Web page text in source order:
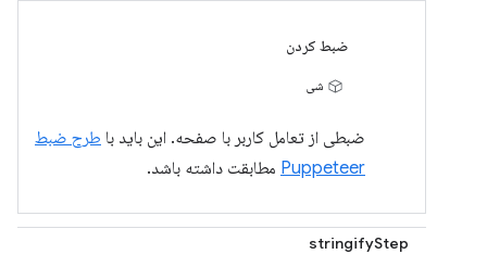
ضبط کردن
شی
ضبطی از تعامل کاربر با صفحه. این باید با طرح ضبط
Puppeteer مطابقت داشته باشد.
stringifyStep